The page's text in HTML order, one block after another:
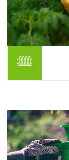
آسیب جدی به